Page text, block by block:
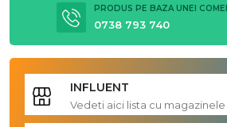
PRODUS PE BAZA UNEI
0738 793 740
INFLUENT
Vedeti aici lista cu